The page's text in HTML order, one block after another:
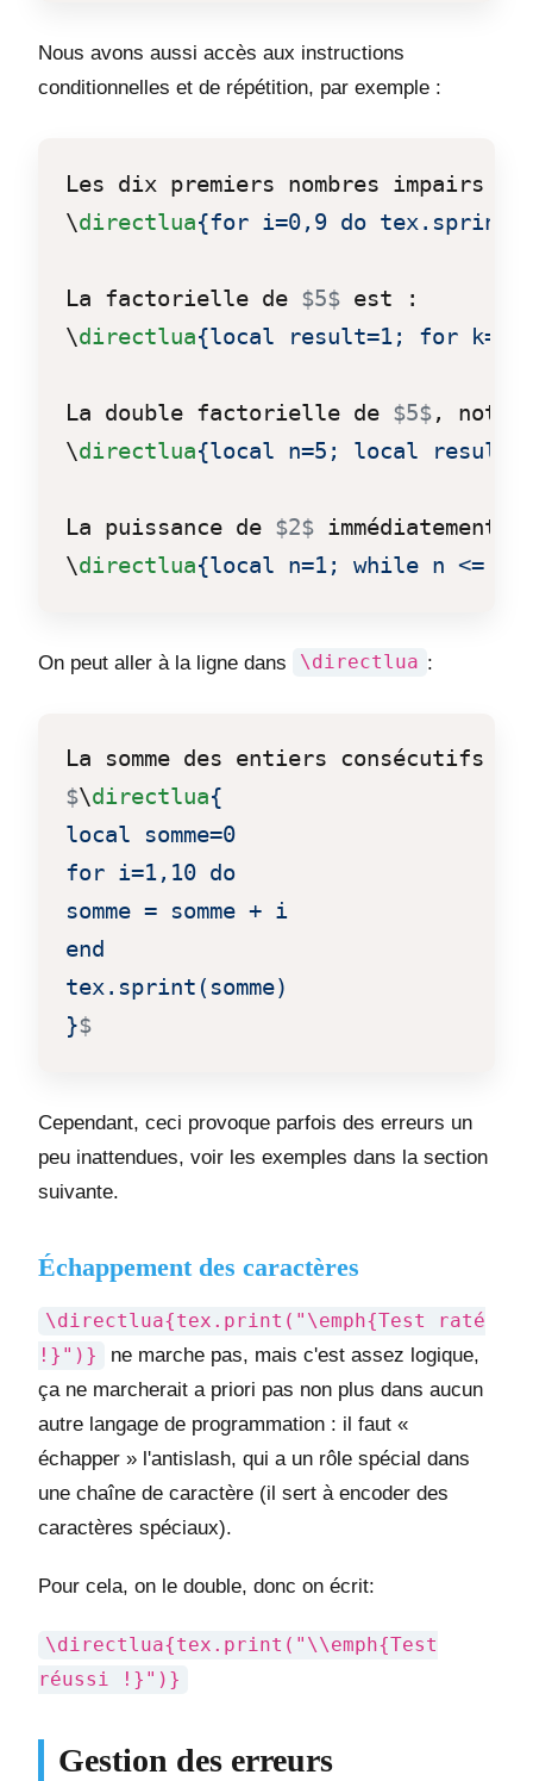
Nous avons aussi accès aux instructions
conditionnelles et de répétition, par exemple :
\directlua{for i=0,9 do
La factorielle de $5$
\directlua{local result=1; for
La double factorielle de $5$,
\directlua{local n=5; local
La puissance de $2$ immédiatement
\directlua{local n=1; while n <=
On peut aller à la ligne dans \directlua :
La somme des entiers consécutifs
$\directlua{
local somme=0
for i=1,10 do
somme = somme + i
end
tex.sprint(somme)
}$
Cependant, ceci provoque parfois des erreurs un
peu inattendues, voir les exemples dans la section
suivante.
Échappement des caractères
\directlua{tex.print("\emph{Test raté
!}")}
ne marche pas, mais c'est assez logique,
ça ne marcherait a priori pas non plus dans aucun
autre langage de programmation : il faut «
échapper » l'antislash, qui a un rôle spécial dans
une chaîne de caractère (il sert à encoder des
caractères spéciaux).
Pour cela, on le double, donc on écrit:
\directlua{tex.print("\\emph{Test
réussi !}")}
Gestion des erreurs